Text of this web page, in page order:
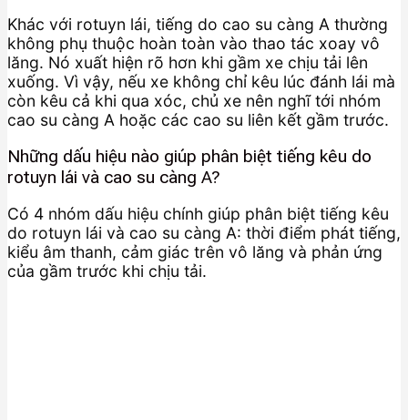
Khác với rotuyn lái, tiếng do cao su càng A thường
không phụ thuộc hoàn toàn vào thao tác xoay vô
lăng. Nó xuất hiện rõ hơn khi gầm xe chịu tải lên
xuống. Vì vậy, nếu xe không chỉ kêu lúc đánh lái mà
còn kêu cả khi qua xóc, chủ xe nên nghĩ tới nhóm
cao su càng A hoặc các cao su liên kết gầm trước.
Những dấu hiệu nào giúp phân biệt tiếng kêu do
rotuyn lái và cao su càng A?
Có 4 nhóm dấu hiệu chính giúp phân biệt tiếng kêu
do rotuyn lái và cao su càng A: thời điểm phát tiếng,
kiểu âm thanh, cảm giác trên vô lăng và phản ứng
của gầm trước khi chịu tải.